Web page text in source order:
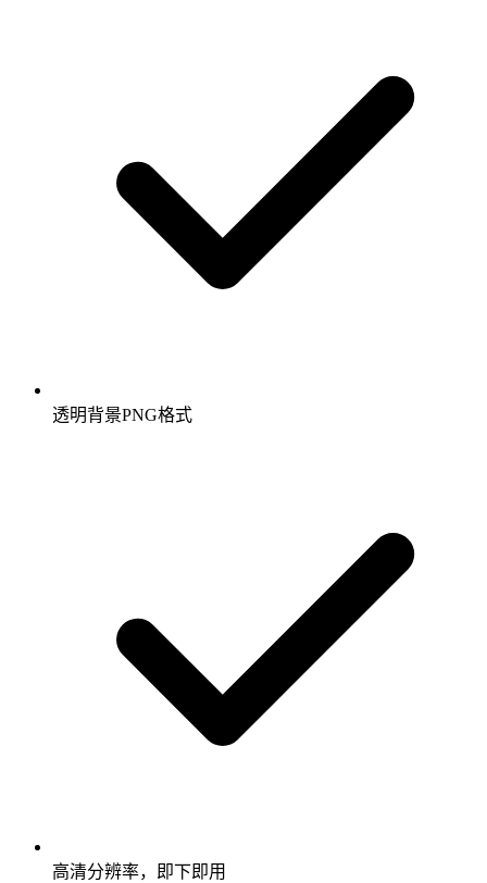
透明背景PNG格式
高清分辨率，即下即用